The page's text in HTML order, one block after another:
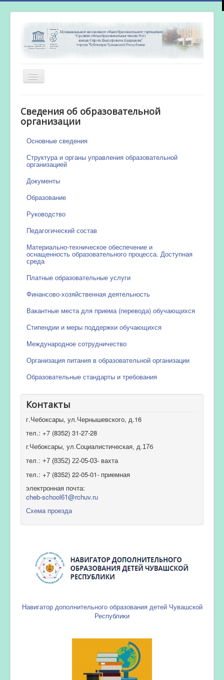
Включить/
выключить
Новости
Сведения об образовательной
организации
Основные сведения
Структура и органы управления образовательной
организацией
Документы
Образование
Руководство
Педагогический состав
Материально-техническое обеспечение и
оснащенность образовательного процесса. Доступная
среда
Платные образовательные услуги
Финансово-хозяйственная деятельность
Вакантные места для приема (перевода) обучающихся
Стипендии и меры поддержки обучающихся
Международное сотрудничество
Организация питания в образовательной организации
Образовательные стандарты и требования
Контакты
г.Чебоксары, ул.Чернышевского, д.16
тел.: +7 (8352) 31-27-28
г.Чебоксары, ул.Социалистическая, д.17б
тел.: +7 (8352) 22-05-03- вахта
тел.: +7 (8352) 22-05-01- приемная
электронная почта:
cheb-school61@rchuv.ru
Схема проезда
Навигатор дополнительного образования детей Чувашской
Республики